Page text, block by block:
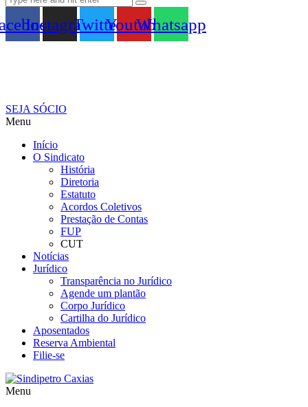
InstagramTwitterYoutubeWhatsapp
SEJA SÓCIO
Menu
Início
O Sindicato
História
Diretoria
Estatuto
Acordos Coletivos
Prestação de Contas
FUP
CUT
Notícias
Jurídico
Transparência no Jurídico
Agende um plantão
Corpo Jurídico
Cartilha do Jurídico
Aposentados
Reserva Ambiental
Filie-se
Menu